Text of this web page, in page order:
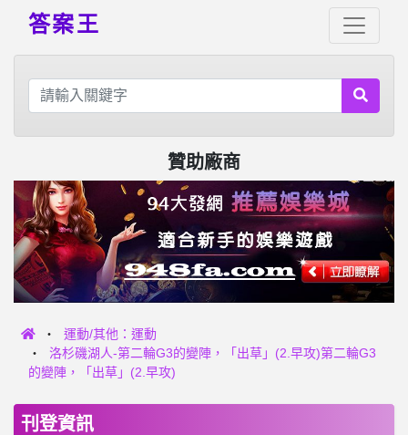
答案王
贊助廠商
運動/其他：運動
洛杉磯湖人-第二輪G3的變陣，「出草」(2.早攻)第二輪G3
的變陣，「出草」(2.早攻)
刊登資訊